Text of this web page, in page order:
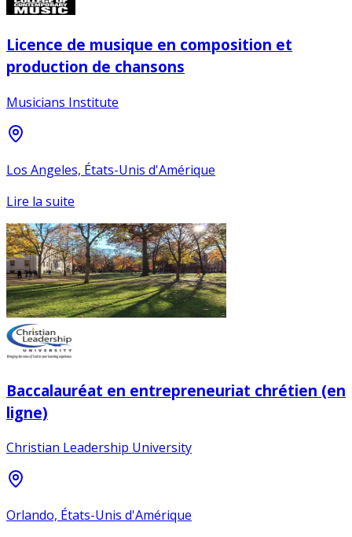
Licence de musique en composition et
production de chansons
Musicians Institute
Los Angeles, États-Unis d'Amérique
Lire la suite
Baccalauréat en entrepreneuriat chrétien (en
ligne)
Christian Leadership University
Orlando, États-Unis d'Amérique